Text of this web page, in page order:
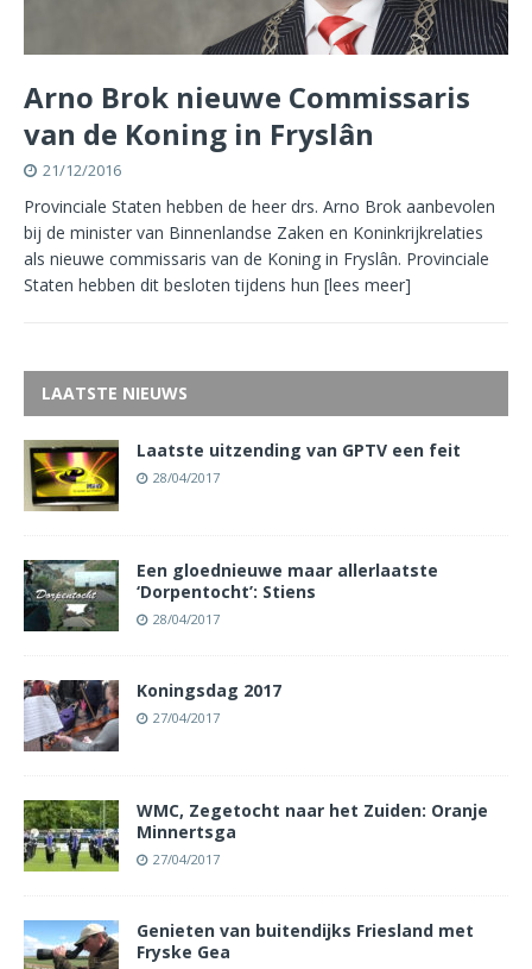
Arno Brok nieuwe Commissaris
van de Koning in Fryslân
21/12/2016
Provinciale Staten hebben de heer drs. Arno Brok aanbevolen
bij de minister van Binnenlandse Zaken en Koninkrijkrelaties
als nieuwe commissaris van de Koning in Fryslân. Provinciale
Staten hebben dit besloten tijdens hun [lees meer]
LAATSTE NIEUWS
Laatste uitzending van GPTV een feit
28/04/2017
Een gloednieuwe maar allerlaatste
‘Dorpentocht’: Stiens
28/04/2017
Koningsdag 2017
27/04/2017
WMC, Zegetocht naar het Zuiden: Oranje
Minnertsga
27/04/2017
Genieten van buitendijks Friesland met
Fryske Gea